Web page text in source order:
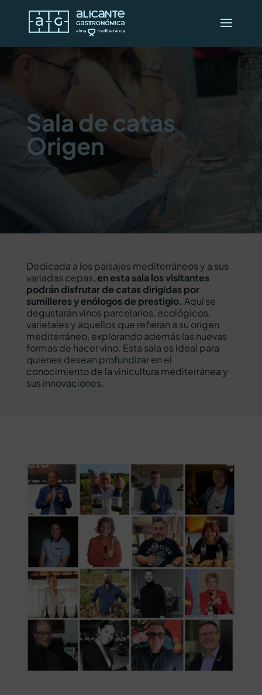
Sala de catas
Origen
Dedicada a los paisajes mediterráneos y a sus
variadas cepas, en esta sala los visitantes
podrán disfrutar de catas dirigidas por
sumilleres y enólogos de prestigio. Aquí se
degustarán vinos parcelarios, ecológicos,
varietales y aquellos que refieran a su origen
mediterráneo, explorando además las nuevas
formas de hacer vino. Esta sala es ideal para
quienes desean profundizar en el
conocimiento de la vinicultura mediterránea y
sus innovaciones.